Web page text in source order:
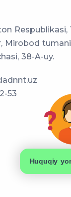
Respublikasi,
Mirobod
38-A-uy.
53
Huquqiy